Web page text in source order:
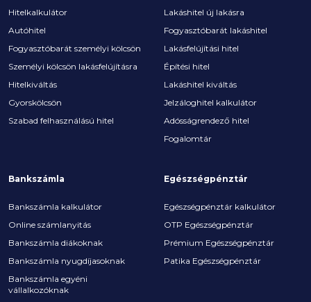
Hitelkalkulátor
Autóhitel
Fogyasztóbarát személyi kölcsön
Személyi kölcsön lakásfelújításra
Hitelkiváltás
Gyorskölcsön
Szabad felhasználású hitel
Lakáshitel új lakásra
Fogyasztóbarát lakáshitel
Lakásfelújítási hitel
Építési hitel
Lakáshitel kiváltás
Jelzáloghitel kalkulátor
Adósságrendező hitel
Fogalomtár
Bankszámla
Bankszámla kalkulátor
Online számlanyitás
Bankszámla diákoknak
Bankszámla nyugdíjasoknak
Bankszámla egyéni
vállalkozóknak
Egészségpénztár
Egészségpénztár kalkulátor
OTP Egészségpénztár
Prémium Egészségpénztár
Patika Egészségpénztár